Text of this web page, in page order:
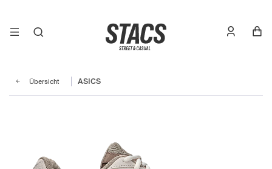
Übersicht ASICS